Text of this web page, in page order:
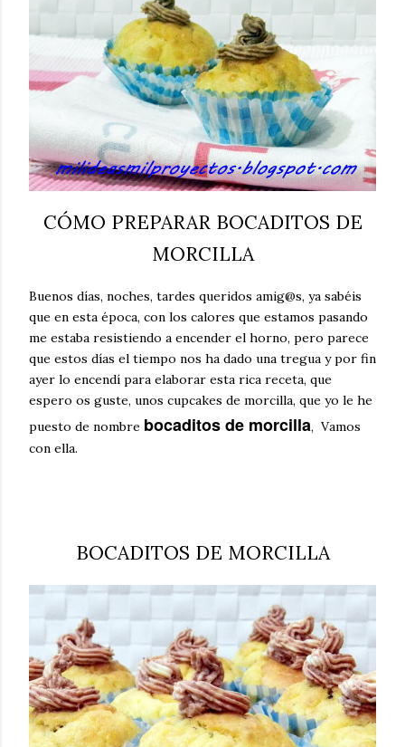
dorado, cargado de proteína y 100% natural. Es el
sustituto perfecto a los frutos se...
CÓMO PREPARAR BOCADITOS DE
MORCILLA
Buenos días, noches, tardes queridos amig@s, ya sabéis
que en esta época, con los calores que estamos pasando
me estaba resistiendo a encender el horno, pero parece
que estos días el tiempo nos ha dado una tregua y por fin
ayer lo encendí para elaborar esta rica receta, que
espero os guste, unos cupcakes de morcilla, que yo le he
puesto de nombre bocaditos de morcilla, Vamos
con ella.
BOCADITOS DE MORCILLA